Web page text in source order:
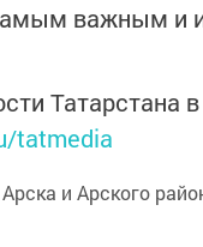
важным и
tatmedia
и Арского